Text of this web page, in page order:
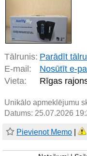
Tālrunis: Parādīt
E-mail:
Nosūtīt e-
Vieta:
Rīgas
Unikālo apmeklējumu
Datums: 25.07.2026
Pievienot Memo